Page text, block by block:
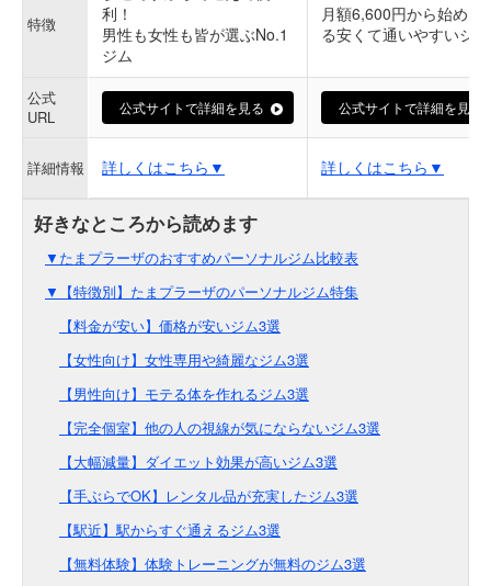
特徴
利！
男性も女性も皆が選ぶNo.1
ジム
月額6,600円から始めら
る安くて通いやすいジム
公式
URL
公式サイトで詳細を見る 公式サイトで詳細を見る
詳細情報 詳しくはこちら▼ 詳しくはこちら▼
▼たまプラーザのおすすめパーソナルジム比較表
▼【特徴別】たまプラーザのパーソナルジム特集
【料金が安い】価格が安いジム3選
【女性向け】女性専用や綺麗なジム3選
【男性向け】モテる体を作れるジム3選
【完全個室】他の人の視線が気にならないジム3選
【大幅減量】ダイエット効果が高いジム3選
【手ぶらでOK】レンタル品が充実したジム3選
【駅近】駅からすぐ通えるジム3選
【無料体験】体験トレーニングが無料のジム3選